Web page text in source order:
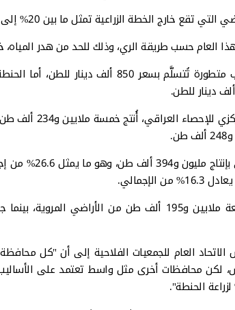
الزراعية تمثل ما بين 20% إلى 30% من الأراضي المزروعة بالحنطة".
العام حسب طريقة الري، وذلك للحد من هدر المياه،
فالحنطة التي تُروى بأساليب متطورة
العام للجمعيات الفلاحية إلى أن "كل
لكن محافظات أخرى مثل واسط تعتمد على